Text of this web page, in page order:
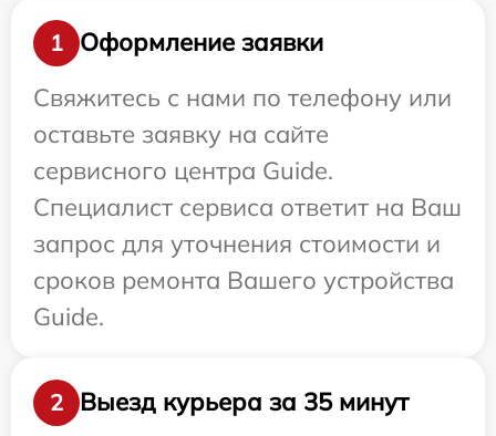
1
Оформление заявки
Свяжитесь с нами по телефону или
оставьте заявку на сайте
сервисного центра Guide.
Специалист сервиса ответит на Ваш
запрос для уточнения стоимости и
сроков ремонта Вашего устройства
Guide.
2 Выезд курьера за 35 минут